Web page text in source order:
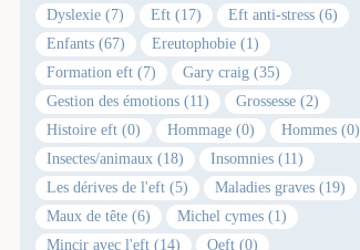
Dyslexie (7)
Eft (17)
Eft anti-stress (6)
Enfants (67)
Ereutophobie (1)
Formation eft (7)
Gary craig (35)
Gestion des émotions (11)
Grossesse (2)
Histoire eft (0)
Hommage (0)
Hommes (0)
Insectes/animaux (18)
Insomnies (11)
Les dérives de l'eft (5)
Maladies graves (19)
Maux de tête (6)
Michel cymes (1)
Mincir avec l'eft (14)
Oeft (0)